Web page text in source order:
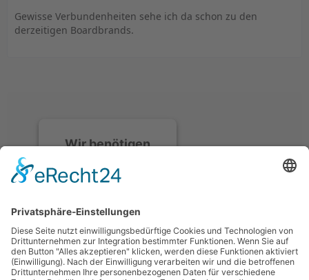
Gewisse Verbundenheiten sehe ich da schon zu den
derzeitigen Boardbrands.
Wir benötigen
Zustimmung, um
Service zu laden!
Wir verwenden
Discord, um Inhalte
einzubetten. Dieser
Service kann Daten zu